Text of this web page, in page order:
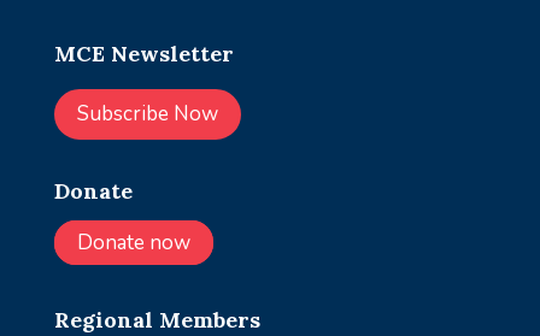
MCE Newsletter
Subscribe Now
Donate
Donate now
Regional Members